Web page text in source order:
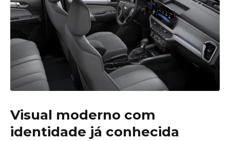
Visual moderno com
identidade já conhecida